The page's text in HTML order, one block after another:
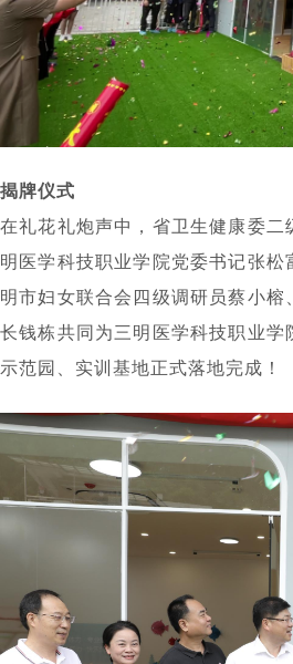
揭牌仪式
在礼花礼炮声中，省卫生健康委
明医学科技职业学院党委书记张
明市妇女联合会四级调研员蔡小
长钱栋共同为三明医学科技职业
示范园、实训基地正式落地完成！